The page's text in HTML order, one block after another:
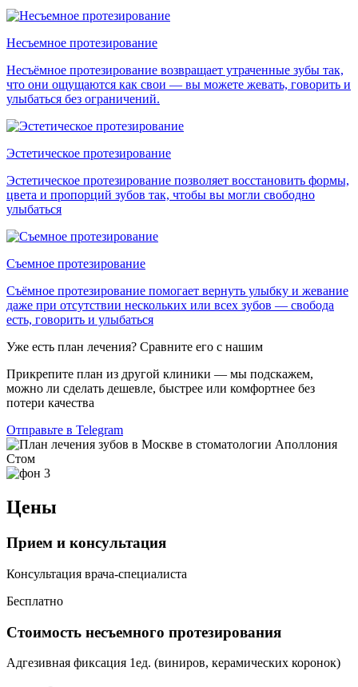
Несъемное протезирование
Несъёмное протезирование возвращает утраченные зубы так,
что они ощущаются как свои — вы можете жевать, говорить и
улыбаться без ограничений.
Эстетическое протезирование
Эстетическое протезирование позволяет восстановить формы,
цвета и пропорций зубов так, чтобы вы могли свободно
улыбаться
Съемное протезирование
Съёмное протезирование помогает вернуть улыбку и жевание
даже при отсутствии нескольких или всех зубов — свобода
есть, говорить и улыбаться
Уже есть план лечения? Сравните его с нашим
Прикрепите план из другой клиники — мы подскажем,
можно ли сделать дешевле, быстрее или комфортнее без
потери качества
Отправьте в Telegram
Цены
Прием и консультация
Консультация врача-специалиста
Бесплатно
Стоимость несъемного протезирования
Адгезивная фиксация 1ед. (виниров, керамических коронок)